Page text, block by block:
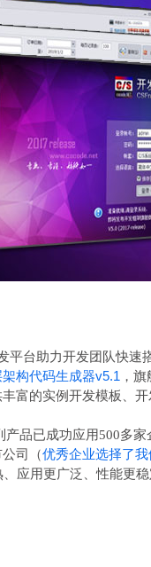
平台助力开发团队快速
构代码生成器v5.1 ，
富的实例开发模板、
品已成功应用500多
司（优秀企业选择了
应用更广泛、性能更